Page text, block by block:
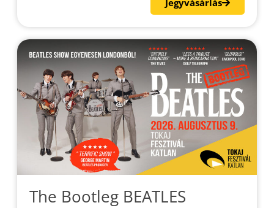
Jegyvásárlás
The Bootleg BEATLES